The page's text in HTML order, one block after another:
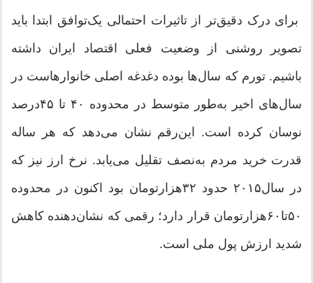
برای درک دقیق‌تر از تاثیرات احتمالی یک‌توافق ابتدا باید
تصویر روشنی از وضعیت فعلی اقتصاد ایران داشته
باشیم. تورم که سال‌ها بوده دغدغه اصلی خانوارهاست در
سال‌های اخیر به‌طور متوسط در محدوده ۴۰ تا ۴۵‌درصد
نوسان کرده است. این‌رقم نشان می‌دهد که هر ساله
قدرت خرید مردم به‌نصف تقلیل می‌یابد. نرخ ارز نیز که
در سال۲۰۱۵ حدود ۳۲‌هزارتومان بود اکنون در محدوده
۵۰تا۶۰‌هزارتومان قرار دارد؛ رقمی که نشان‌دهنده کاهش
شدید ارزش پول ملی است.